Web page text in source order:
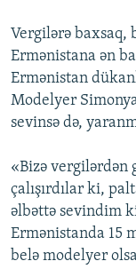
Vergilərə baxsaq,
Ermənistana ən
Ermənistan
Modelyer
sevinsə də,
«Bizə vergilərdən
çalışırdılar ki,
əlbəttə sevindim
Ermənistanda 15
belə modelyer